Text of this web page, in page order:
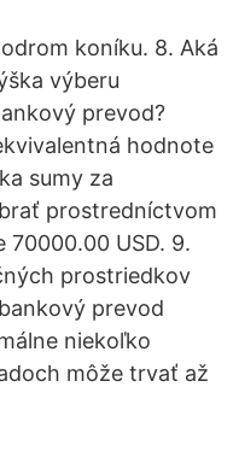
koníku. 8. Aká
výberu
prevod?
hodnote
sumy za
prostredníctvom
70000.00 USD. 9.
prostriedkov
prevod
niekoľko
môže trvať až